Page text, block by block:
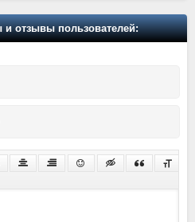
отзывы пользователей: